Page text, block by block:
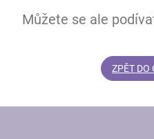
Můžete se ale
ZPĚT DO